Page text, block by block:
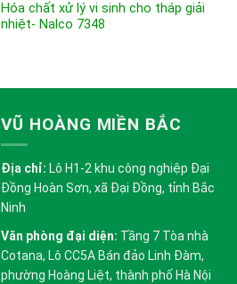
Hóa chất xử lý vi sinh cho tháp giải
nhiệt- Nalco 7348
VŨ HOÀNG MIỀN BẮC
Địa chỉ: Lô H1-2 khu công nghiệp Đại
Đồng Hoàn Sơn, xã Đại Đồng, tỉnh Bắc
Ninh
Văn phòng đại diện: Tầng 7 Tòa nhà
Cotana, Lô CC5A Bán đảo Linh Đàm,
phường Hoàng Liệt, thành phố Hà Nội